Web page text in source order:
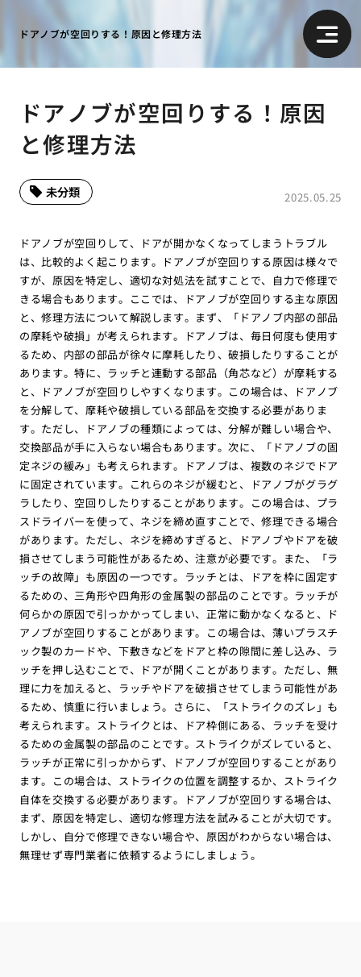
ドアノブが空回りする！原因と修理方法
ドアノブが空回りする！原因
と修理方法
2025.05.25
未分類
ドアノブが空回りして、ドアが開かなくなってしまうトラブル
は、比較的よく起こります。ドアノブが空回りする原因は様々で
すが、原因を特定し、適切な対処法を試すことで、自力で修理で
きる場合もあります。ここでは、ドアノブが空回りする主な原因
と、修理方法について解説します。まず、「ドアノブ内部の部品
の摩耗や破損」が考えられます。ドアノブは、毎日何度も使用す
るため、内部の部品が徐々に摩耗したり、破損したりすることが
あります。特に、ラッチと連動する部品（角芯など）が摩耗する
と、ドアノブが空回りしやすくなります。この場合は、ドアノブ
を分解して、摩耗や破損している部品を交換する必要がありま
す。ただし、ドアノブの種類によっては、分解が難しい場合や、
交換部品が手に入らない場合もあります。次に、「ドアノブの固
定ネジの緩み」も考えられます。ドアノブは、複数のネジでドア
に固定されています。これらのネジが緩むと、ドアノブがグラグ
ラしたり、空回りしたりすることがあります。この場合は、プラ
スドライバーを使って、ネジを締め直すことで、修理できる場合
があります。ただし、ネジを締めすぎると、ドアノブやドアを破
損させてしまう可能性があるため、注意が必要です。また、「ラ
ッチの故障」も原因の一つです。ラッチとは、ドアを枠に固定す
るための、三角形や四角形の金属製の部品のことです。ラッチが
何らかの原因で引っかかってしまい、正常に動かなくなると、ド
アノブが空回りすることがあります。この場合は、薄いプラスチ
ック製のカードや、下敷きなどをドアと枠の隙間に差し込み、ラ
ッチを押し込むことで、ドアが開くことがあります。ただし、無
理に力を加えると、ラッチやドアを破損させてしまう可能性があ
るため、慎重に行いましょう。さらに、「ストライクのズレ」も
考えられます。ストライクとは、ドア枠側にある、ラッチを受け
るための金属製の部品のことです。ストライクがズレていると、
ラッチが正常に引っかからず、ドアノブが空回りすることがあり
ます。この場合は、ストライクの位置を調整するか、ストライク
自体を交換する必要があります。ドアノブが空回りする場合は、
まず、原因を特定し、適切な修理方法を試みることが大切です。
しかし、自分で修理できない場合や、原因がわからない場合は、
無理せず専門業者に依頼するようにしましょう。